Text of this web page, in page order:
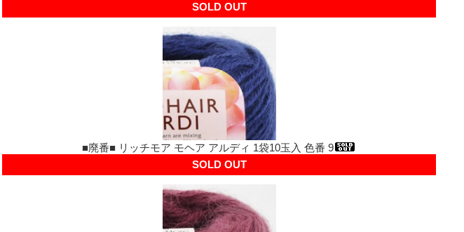
SOLD OUT
■廃番■ リッチモア モヘア アルディ 1袋10玉入 色番 9
SOLD OUT